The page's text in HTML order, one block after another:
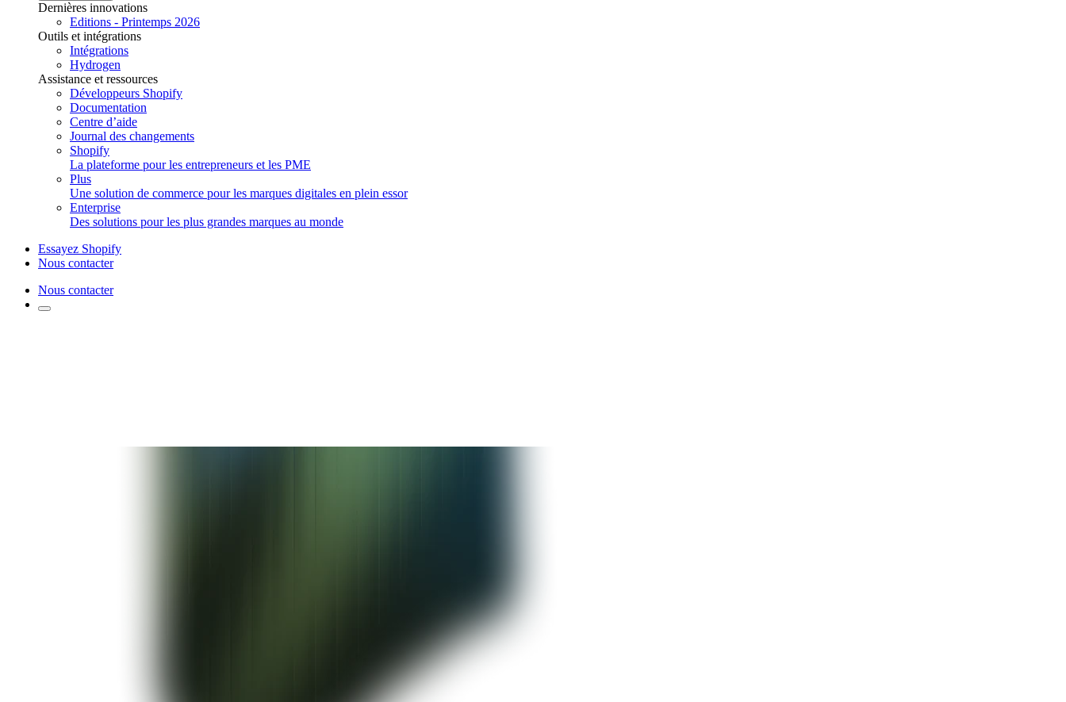
Dernières innovations
Editions - Printemps 2026
Outils et intégrations
Intégrations
Hydrogen
Assistance et ressources
Développeurs Shopify
Documentation
Centre d’aide
Journal des changements
Shopify
La plateforme pour les entrepreneurs et les PME
Plus
Une solution de commerce pour les marques digitales en plein essor
Enterprise
Des solutions pour les plus grandes marques au monde
Essayez Shopify
Nous contacter
Nous contacter